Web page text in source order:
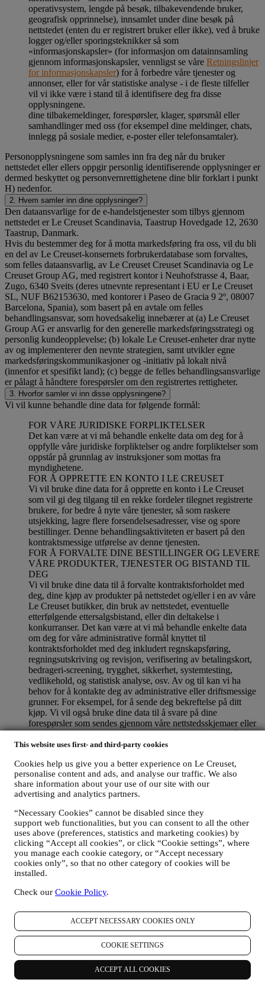
This website uses first- and third-party cookies
Cookies help us give you a better experience on Le Creuset,
personalise content and ads, and analyse our traffic. We also
share information about your use of our site with our
advertising and analytics partners.
“Necessary Cookies” cannot be disabled since they
support web functionalities, but you can consent to all the other
uses above (preferences, statistics and marketing cookies) by
clicking “Accept all cookies”, or click “Cookie settings”, where
you manage each cookie category, or “Accept necessary
cookies only”, so that no other category of cookies will be
installed.
Check our Cookie Policy.
ACCEPT NECESSARY COOKIES ONLY
COOKIE SETTINGS
ACCEPT ALL COOKIES
operativsystem, lengde på besøk, tilbakevendende bruker,
geografisk opprinnelse), innsamlet under dine besøk på
nettstedet (enten du er registrert bruker eller ikke), ved å bruke
logger og/eller sporingsteknikker så som
«informasjonskapsler» (for informasjon om datainnsamling
gjennom informasjonskapsler, vennligst se våre Retningslinjer
for informasjonskapsler) for å forbedre våre tjenester og
annonser, eller for vår statistiske analyse - i de fleste tilfeller
vil vi ikke være i stand til å identifisere deg fra disse
opplysningene.
dine tilbakemeldinger, forespørsler, klager, spørsmål eller
samhandlinger med oss (for eksempel dine meldinger, chats,
innlegg på sosiale medier, e-poster eller telefonsamtaler).
Personopplysningene som samles inn fra deg når du bruker
nettstedet eller ellers oppgir personlig identifiserende opplysninger er
dermed beskyttet og personvernrettighetene dine blir forklart i punkt
H) nedenfor.
2. Hvem samler inn dine opplysninger?
Den dataansvarlige for de e-handelstjenester som tilbys gjennom
nettstedet er Le Creuset Scandinavia, Taastrup Hovedgade 12, 2630
Taastrup, Danmark.
Hvis du bestemmer deg for å motta markedsføring fra oss, vil du bli
en del av Le Creuset-konsernets forbrukerdatabase som forvaltes,
som felles dataansvarlig, av Le Creuset Creuset Scandinavia og Le
Creuset Group AG, med registrert kontor i Neuhofstrasse 4, Baar,
Zugo, 6340 Sveits (deres utnevnte representant i EU er Le Creuset
SL, NUF B62153630, med kontorer i Paseo de Gracia 9 2º, 08007
Barcelona, Spania), som basert på en avtale om felles
behandlingsansvar, som hovedsakelig innebærer at (a) Le Creuset
Group AG er ansvarlig for den generelle markedsføringsstrategi og
personlig kundeopplevelse; (b) lokale Le Creuset-enheter drar nytte
av og implementerer den nevnte strategien, samt utvikler egne
markedsføringskommunikasjoner og -initiativ på lokalt nivå
(innenfor et spesifikt land); (c) begge de felles behandlingsansvarlige
er pålagt å håndtere forespørsler om den registrertes rettigheter.
3. Hvorfor samler vi inn disse opplysningene?
Vi vil kunne behandle dine data for følgende formål:
FOR VÅRE JURIDISKE FORPLIKTELSER
Det kan være at vi må behandle enkelte data om deg for å
oppfylle våre juridiske forpliktelser og andre forpliktelser som
oppstår på grunnlag av instruksjoner som mottas fra
myndighetene.
FOR Å OPPRETTE EN KONTO I LE CREUSET
Vi vil bruke dine data for å opprette en konto i Le Creuset
som vil gi deg tilgang til en rekke fordeler tilegnet registrerte
brukere, for bedre å nyte våre tjenester, så som raskere
utsjekking, lagre flere forsendelsesadresser, vise og spore
bestillinger. Denne behandlingsaktiviteten er basert på den
kontraktsmessige utførelse av denne tjenesten.
FOR Å FORVALTE DINE BESTILLINGER OG LEVERE
VÅRE PRODUKTER, TJENESTER OG BISTAND TIL
DEG
Vi vil bruke dine data til å forvalte kontraktsforholdet med
deg, dine kjøp av produkter på nettstedet og/eller i en av våre
Le Creuset butikker, din bruk av nettstedet, eventuelle
etterfølgende ettersalgsbistand, eller din deltakelse i
konkurranser. Det kan være at vi må behandle enkelte data
om deg for våre administrative formål knyttet til
kontraktsforholdet med deg inkludert regnskapsføring,
regningsutskriving og revisjon, verifisering av betalingskort,
bedrageri-screening, trygghet, sikkerhet, systemtesting,
vedlikehold, og statistisk analyse, osv. Av og til kan vi ha
behov for å kontakte deg av administrative eller driftsmessige
grunner. For eksempel, for å sende deg bekreftelse på ditt
kjøp. Vi vil også bruke dine data til å svare på dine
forespørsler som sendes gjennom våre nettstedsskjemaer eller
andre kanaler. Denne behandlingsaktiviteten er basert på den
kontraktsmessige utførelse av våre e-handelstjenester.
TILBUD PÅ LE CREUSET-PRODUKTER
Dersom du har samtykket til det (for eksempel ved å abonnere
på nyhetsbrevet vårt når du oppretter en konto på nettstedet),
vil vi sende deg markedsføringsmateriell og nyheter om
initiativer knyttet til Le Creuset, som er utarbeidet av
konsernet datterselskaper og lokale partnere, også avhengig
av dine preferanser. Vi vil kontakte deg på e-post, med
tekstmeldinger eller via sosiale medier, men også ved hjelp av
automatiserte metoder. Slik kommunikasjon vil omhandle Le
Creusets produkter eller åpning av nye butikker, eksklusive
arrangementer, konkurranser, undersøkelser, demonstrasjoner
interessert i å få høre om. Slik kommunikasjon kan være valgt
deg, slik som hvor du bor og din kjøpshistorikk, eller
preferanser for våre produkter. Vi vil bruke opplysningene
dine for å forstå dine interesser bedre. Dette gjør det mulig for
oss å tilpasse vår kommunikasjon med deg, for å gjøre den
mer relevant og interessant. Opplysningene om deg vil ikke
brukes til andre formål. Vi samler også inn statistikk om e-
post-åpning og klikk ved hjelp av bransjens standardteknikker